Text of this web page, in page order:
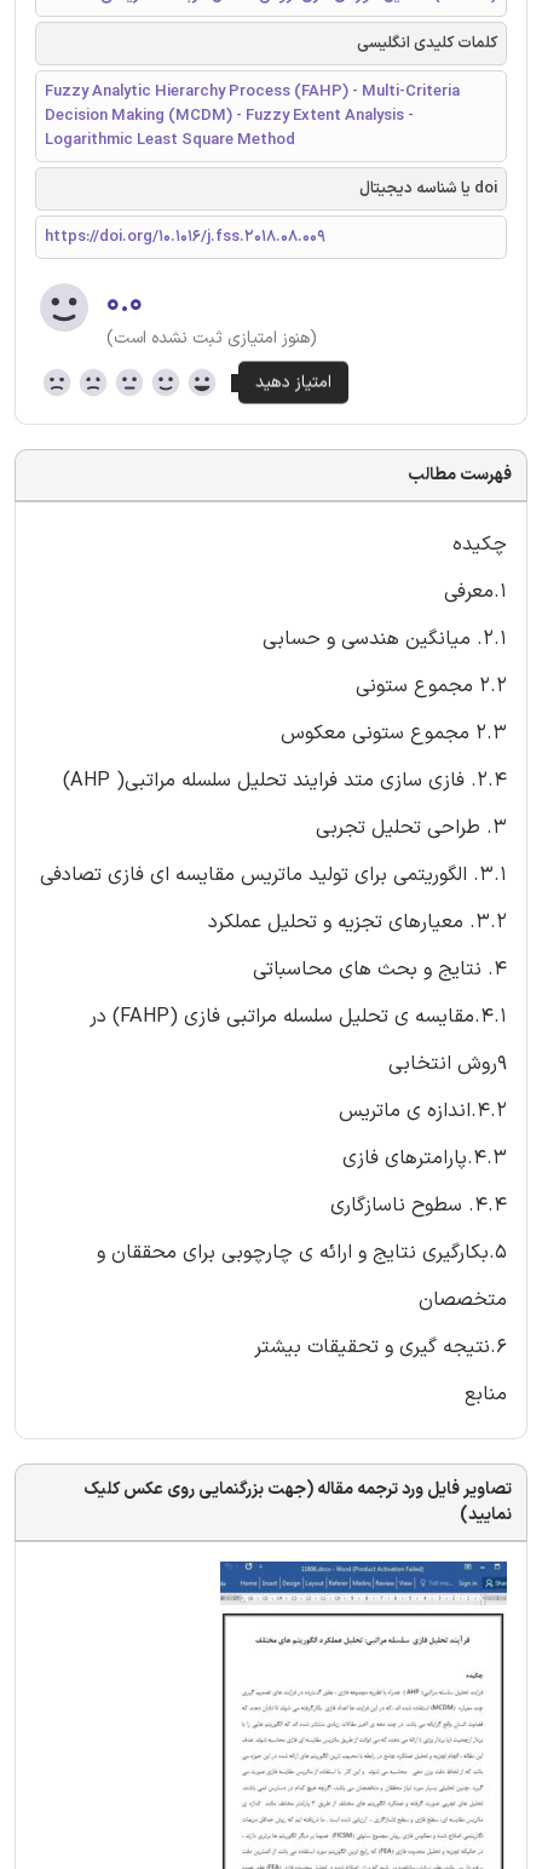
کلمات کلیدی انگلیسی
Fuzzy Analytic Hierarchy Process (FAHP) - Multi-Criteria
Decision Making (MCDM) - Fuzzy Extent Analysis -
Logarithmic Least Square Method
doi یا شناسه دیجیتال
https://doi.org/10.1016/j.fss.2018.08.009
۰.۰
(هنوز امتیازی ثبت نشده است)
فهرست مطالب
چکیده
1.معرفی
2.1. میانگین هندسی و حسابی
2.2 مجموع ستونی
2.3 مجموع ستونی معکوس
2.4. فازی سازی متد فرایند تحلیل سلسله مراتبی( AHP)
3. طراحی تحلیل تجربی
3.1. الگوریتمی برای تولید ماتریس مقایسه ای فازی تصادفی
3.2. معیارهای تجزیه و تحلیل عملکرد
4. نتایج و بحث های محاسباتی
4.1.مقایسه ی تحلیل سلسله مراتبی فازی (FAHP) در
9روش انتخابی
4.2.اندازه ی ماتریس
4.3.پارامترهای فازی
4.4. سطوح ناسازگاری
5.بکارگیری نتایج و ارائه ی چارچوبی برای محققان و
متخصصان
6.نتیجه گیری و تحقیقات بیشتر
منابع
تصاویر فایل ورد ترجمه مقاله (جهت بزرگنمایی روی عکس کلیک
نمایید)